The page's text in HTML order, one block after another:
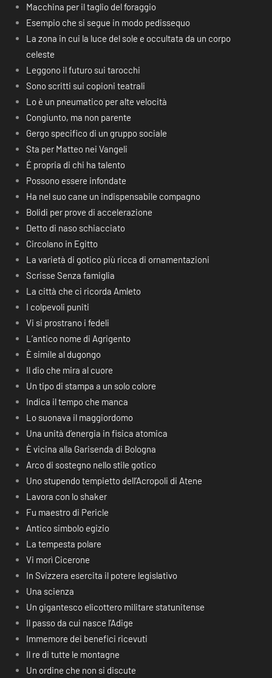
Macchina per il taglio del foraggio
Esempio che si segue in modo pedissequo
La zona in cui la luce del sole e occultata da un corpo
celeste
Leggono il futuro sui tarocchi
Sono scritti sui copioni teatrali
Lo è un pneumatico per alte velocità
Congiunto, ma non parente
Gergo specifico di un gruppo sociale
Sta per Matteo nei Vangeli
É propria di chi ha talento
Possono essere infondate
Ha nel suo cane un indispensabile compagno
Bolidi per prove di accelerazione
Detto di naso schiacciato
Circolano in Egitto
La varietà di gotico più ricca di ornamentazioni
Scrisse Senza famiglia
La città che ci ricorda Amleto
I colpevoli puniti
Vi si prostrano i fedeli
L’antico nome di Agrigento
È simile al dugongo
Il dio che mira al cuore
Un tipo di stampa a un solo colore
Indica il tempo che manca
Lo suonava il maggiordomo
Una unità d’energia in fisica atomica
È vicina alla Garisenda di Bologna
Arco di sostegno nello stile gotico
Uno stupendo tempietto dell’Acropoli di Atene
Lavora con lo shaker
Fu maestro di Pericle
Antico simbolo egizio
La tempesta polare
Vi morì Cicerone
In Svizzera esercita il potere legislativo
Una scienza
Un gigantesco elicottero militare statunitense
Il passo da cui nasce l’Adige
Immemore dei benefici ricevuti
Il re di tutte le montagne
Un ordine che non si discute